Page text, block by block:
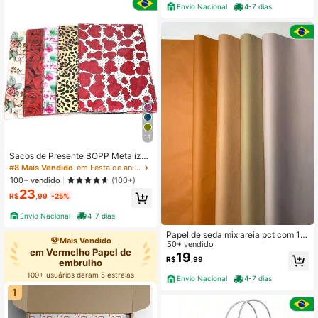
mbrulho para Festa de Primavera
14
Sacos de Presente BOPP Metalizad
o ou Pérola 50 unidades Tamanhos
a Escolha
#8 Mais Vendido
em Festa de aniversário Papel de embrulho
100+ vendido
(100+)
R$23 ,99 -25%
Envio Nacional 4-7 dias
Mais Vendido
em Vermelho Papel de
embrulho
100+ usuários deram 5 estrelas
1
Envio Nacional 4-7 dias
Papel de seda mix areia pct com 10
0 unidades, embrulhos, presentes, r
ococó e pipas
50+ vendido
R$19 ,99
Envio Nacional 4-7 dias